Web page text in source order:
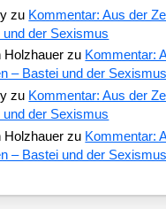
zu Kommentar: Aus der
und der Sexismus
Holzhauer zu Kommentar:
– Bastei und der Sexismus
zu Kommentar: Aus der
und der Sexismus
Holzhauer zu Kommentar:
– Bastei und der Sexismus